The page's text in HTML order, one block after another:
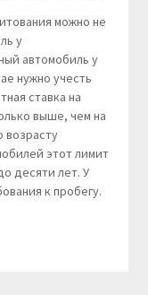
можно не
у
автомобиль у
нужно учесть
ставка на
выше, чем на
возрасту
этот лимит
десяти лет. У
к пробегу.